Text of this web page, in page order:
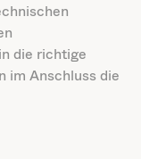
die richtige
im Anschluss die